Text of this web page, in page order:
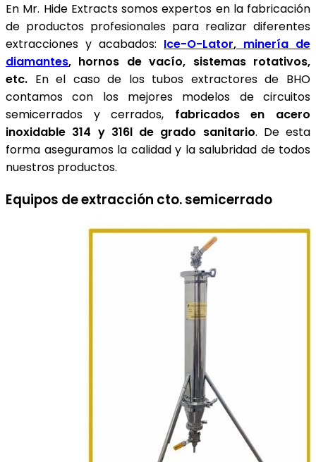
En Mr. Hide Extracts somos expertos en la fabricación
de productos profesionales para realizar diferentes
extracciones y acabados: Ice-O-Lator, minería de
diamantes, hornos de vacío, sistemas rotativos,
etc. En el caso de los tubos extractores de BHO
contamos con los mejores modelos de circuitos
semicerrados y cerrados, fabricados en acero
inoxidable 314 y 316l de grado sanitario. De esta
forma aseguramos la calidad y la salubridad de todos
nuestros productos.
Equipos de extracción cto. semicerrado